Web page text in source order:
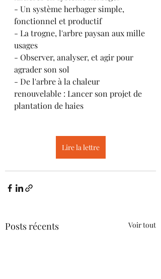
- Un système herbager simple,
fonctionnel et productif
- La trogne, l'arbre paysan aux mille
usages
- Observer, analyser, et agir pour
agrader son sol
- De l'arbre à la chaleur
renouvelable : Lancer son projet de
plantation de haies
Lire la lettre
Posts récents Voir tout